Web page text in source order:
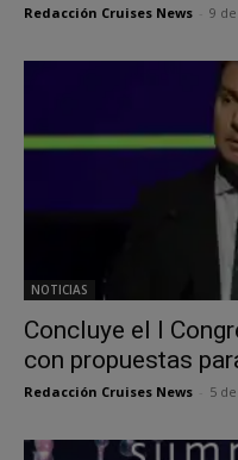
Redacción Cruises News 9
NOTICIAS
Concluye el I
con propuestas
Redacción Cruises News 5